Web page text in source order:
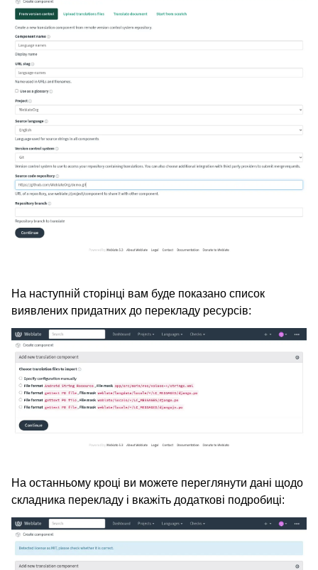
На наступній сторінці вам буде показано список
виявлених придатних до перекладу ресурсів:
На останньому кроці ви можете переглянути дані щодо
складника перекладу і вкажіть додаткові подробиці: